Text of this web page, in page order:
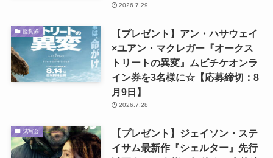
2026.7.29
鑑賞券
【プレゼント】アン・ハサウェイ
×ユアン・マクレガー『オークス
トリートの異変』ムビチケオンラ
イン券を3名様に☆【応募締切：8
月9日】
2026.7.28
試写会
【プレゼント】ジェイソン・ステ
イサム最新作『シェルター』先行